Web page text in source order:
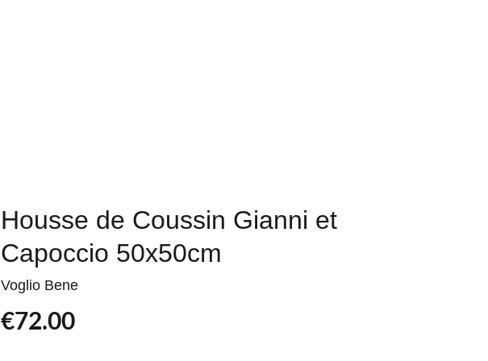
Housse de Coussin Gianni et
Capoccio 50x50cm
Voglio Bene
€72.00